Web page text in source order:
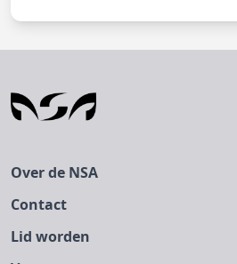
Over de NSA
Contact
Lid worden